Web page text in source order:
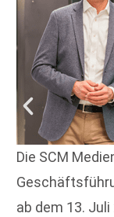
Die SCM
ab dem 13.